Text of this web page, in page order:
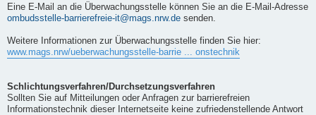
Eine E-Mail an die Überwachungsstelle können Sie an die E-Mail-Adresse
ombudsstelle-barrierefreie-it@mags.nrw.de senden.
Weitere Informationen zur Überwachungsstelle finden Sie hier:
www.mags.nrw/ueberwachungsstelle-barrie ... onstechnik
Schlichtungsverfahren/Durchsetzungsverfahren
Sollten Sie auf Mitteilungen oder Anfragen zur barrierefreien
Informationstechnik dieser Internetseite keine zufriedenstellende Antwort